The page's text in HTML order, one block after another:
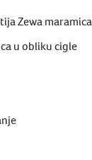
Zewa maramica
u obliku cigle